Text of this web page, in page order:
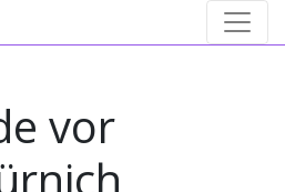
vor